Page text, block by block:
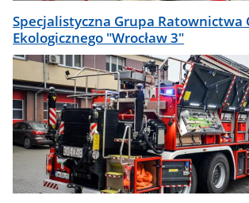
Specjalistyczna Grupa Ratownictwa
Ekologicznego "Wrocław 3"